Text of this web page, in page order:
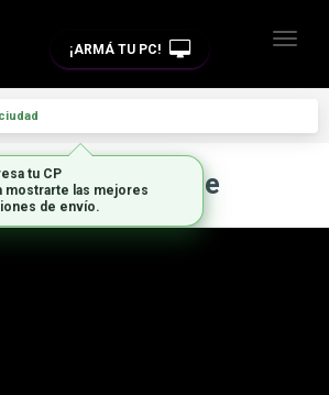
¡ARMÁ TU PC!
no disponible
tu CP
mostrarte las mejores
de envío.